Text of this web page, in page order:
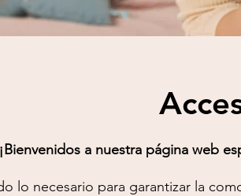
¡Bienvenidos a nuestra página web
lo necesario para garantizar la